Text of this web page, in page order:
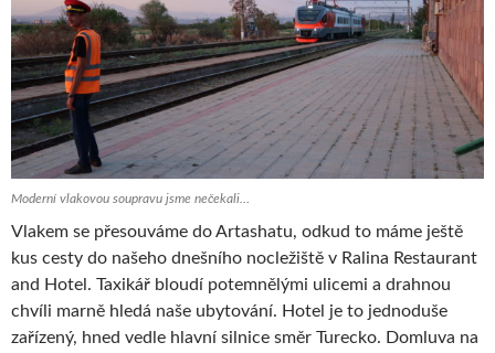
Moderní vlakovou soupravu jsme nečekali…
Vlakem se přesouváme do Artashatu, odkud to máme ještě
kus cesty do našeho dnešního nocležiště v Ralina Restaurant
and Hotel. Taxikář bloudí potemnělými ulicemi a drahnou
chvíli marně hledá naše ubytování. Hotel je to jednoduše
zařízený, hned vedle hlavní silnice směr Turecko. Domluva na